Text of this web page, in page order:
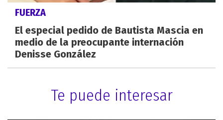
FUERZA
El especial pedido de Bautista Mascia en
medio de la preocupante internación
Denisse González
Te puede interesar